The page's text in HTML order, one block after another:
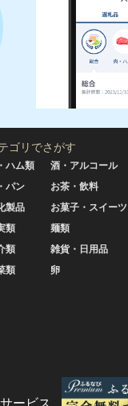
ゴリでさがす
ハム類
パン
製品
類
類
類
酒・アルコール
お茶・飲料
お菓子・スイーツ
麺類
雑貨・日用品
卵